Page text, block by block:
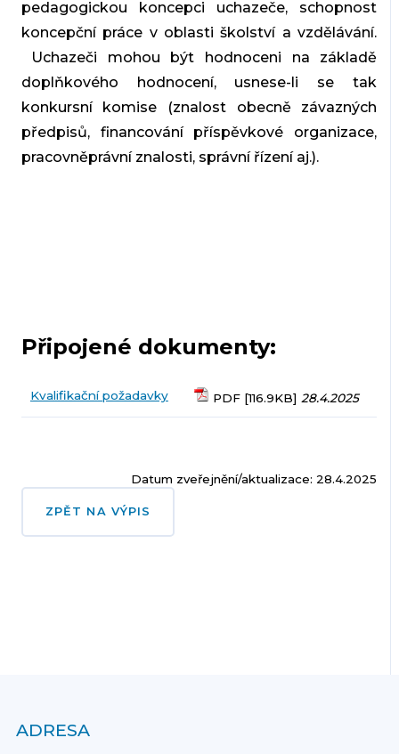
pedagogickou koncepci uchazeče, schopnost
koncepční práce v oblasti školství a vzdělávání.
Uchazeči mohou být hodnoceni na základě
doplňkového hodnocení, usnese-li se tak
konkursní komise (znalost obecně závazných
předpisů, financování příspěvkové organizace,
pracovněprávní znalosti, správní řízení aj.).
Připojené dokumenty:
Kvalifikační požadavky PDF [116.9KB] 28.4.2025
Datum zveřejnění/aktualizace: 28.4.2025
ZPĚT NA VÝPIS
ADRESA